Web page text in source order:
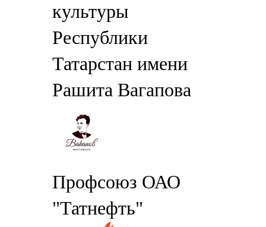
культуры
Республики
Татарстан имени
Рашита Вагапова
Профсоюз ОАО
"Татнефть"